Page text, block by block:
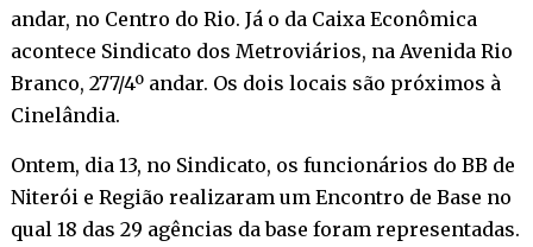
andar, no Centro do Rio. Já o da Caixa Econômica
acontece Sindicato dos Metroviários, na Avenida Rio
Branco, 277/4º andar. Os dois locais são próximos à
Cinelândia.
Ontem, dia 13, no Sindicato, os funcionários do BB de
Niterói e Região realizaram um Encontro de Base no
qual 18 das 29 agências da base foram representadas.